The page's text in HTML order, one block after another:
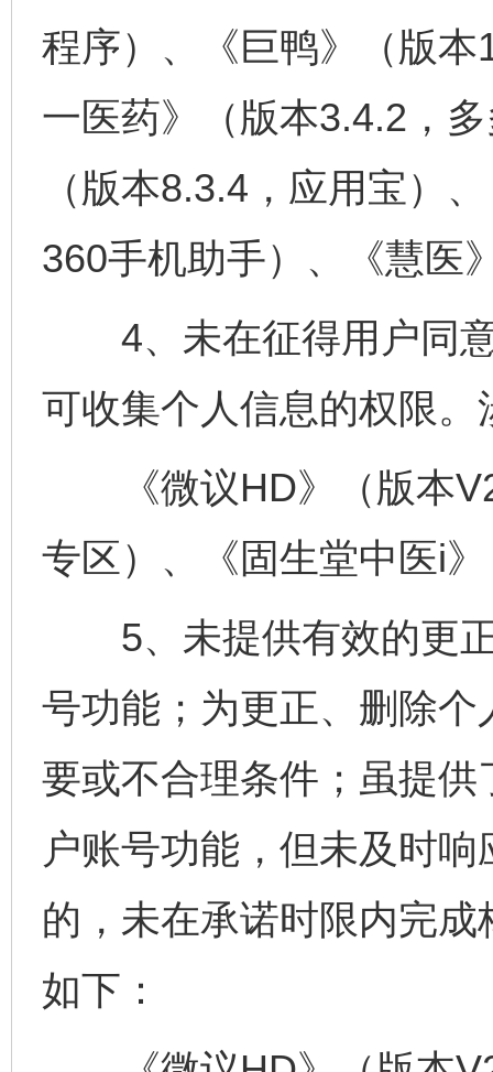
程序）、《巨鸭》（版
一医药》（版本3.4.2，
（版本8.3.4，应用宝）
360手机助手）、《慧医
4、未在征得用户同意
可收集个人信息的权限
《微议HD》（版本
专区）、《固生堂中医i
5、未提供有效的更正
号功能；为更正、删除
要或不合理条件；虽提
户账号功能，但未及时
的，未在承诺时限内完
如下：